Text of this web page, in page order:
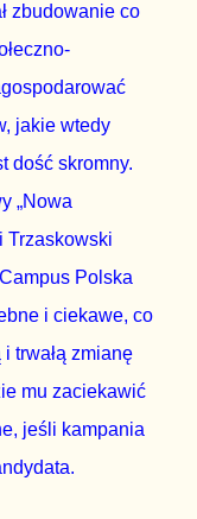
zbudowanie co
jakie wtedy
dość skromny.
„Nowa
Trzaskowski
Polska
i ciekawe, co
trwałą zmianę
mu zaciekawić
jeśli kampania